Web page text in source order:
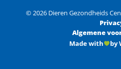
© 2026 Dieren Gezondheids
Algemene
Made with
by